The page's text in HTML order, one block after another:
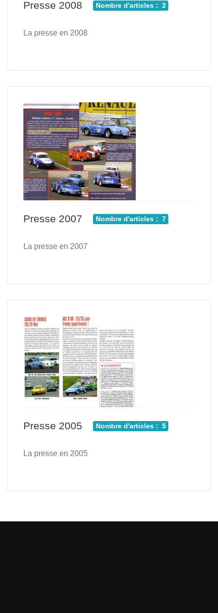
Presse 2008 Nombre d'articles : 2
La presse en 2008
Presse 2007 Nombre d'articles : 7
La presse en 2007
Presse 2005 Nombre d'articles : 5
La presse en 2005